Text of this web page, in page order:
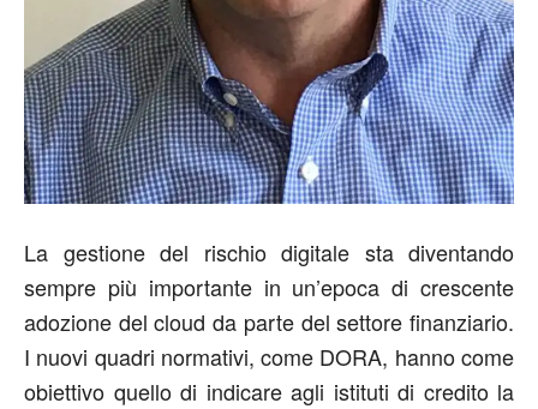
La gestione del rischio digitale sta diventando
sempre più importante in un’epoca di crescente
adozione del cloud da parte del settore finanziario.
I nuovi quadri normativi, come DORA, hanno come
obiettivo quello di indicare agli istituti di credito la